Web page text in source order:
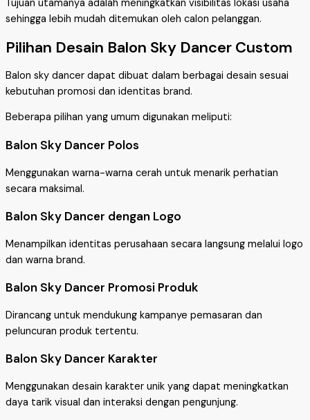
Tujuan utamanya adalah meningkatkan visibilitas lokasi usaha
sehingga lebih mudah ditemukan oleh calon pelanggan.
Pilihan Desain Balon Sky Dancer Custom
Balon sky dancer dapat dibuat dalam berbagai desain sesuai
kebutuhan promosi dan identitas brand.
Beberapa pilihan yang umum digunakan meliputi:
Balon Sky Dancer Polos
Menggunakan warna-warna cerah untuk menarik perhatian
secara maksimal.
Balon Sky Dancer dengan Logo
Menampilkan identitas perusahaan secara langsung melalui logo
dan warna brand.
Balon Sky Dancer Promosi Produk
Dirancang untuk mendukung kampanye pemasaran dan
peluncuran produk tertentu.
Balon Sky Dancer Karakter
Menggunakan desain karakter unik yang dapat meningkatkan
daya tarik visual dan interaksi dengan pengunjung.